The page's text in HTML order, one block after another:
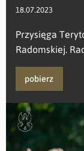
18.07.2023
Przysięga
Radomskiej.
pobierz